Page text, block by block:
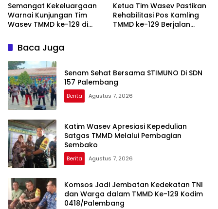
Semangat Kekeluargaan
Warnai Kunjungan Tim
Wasev TMMD ke-129 di
Ketua Tim Wasev Pastikan
Rehabilitasi Pos Kamling
TMMD ke-129 Berjalan
Baca Juga
Senam Sehat Bersama STIMUNO Di SDN
157 Palembang
Berita Agustus 7, 2026
Katim Wasev Apresiasi Kepedulian
Satgas TMMD Melalui Pembagian
Sembako
Berita Agustus 7, 2026
Komsos Jadi Jembatan Kedekatan TNI
dan Warga dalam TMMD Ke-129 Kodim
0418/Palembang